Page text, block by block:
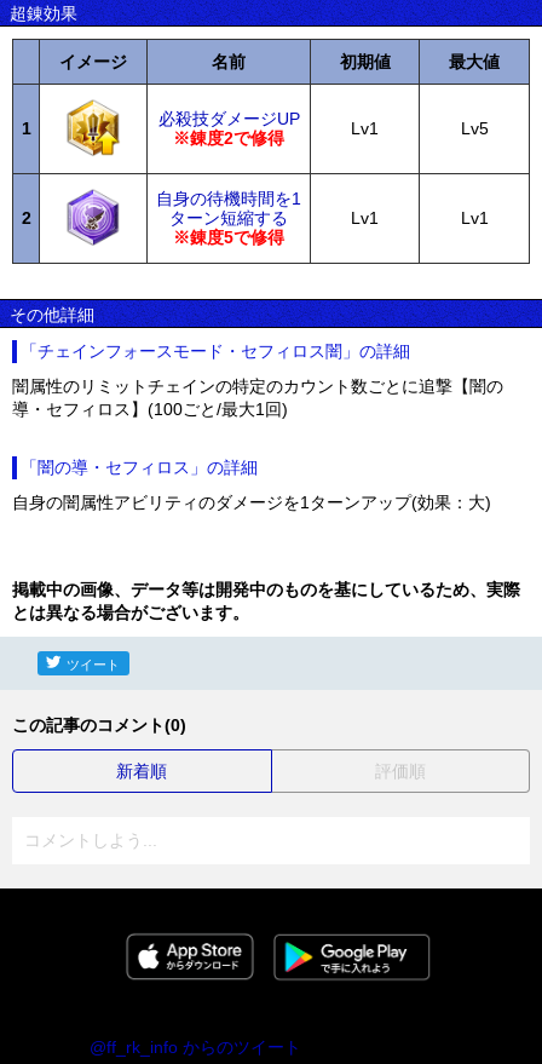
超錬効果
イメージ 名前 初期値 最大値
1
必殺技ダメージUP
※錬度2で修得
Lv1 Lv5
2
自身の待機時間を1
ターン短縮する
※錬度5で修得
Lv1 Lv1
その他詳細
「チェインフォースモード・セフィロス闇」の詳細
闇属性のリミットチェインの特定のカウント数ごとに追撃【闇の
導・セフィロス】(100ごと/最大1回)
「闇の導・セフィロス」の詳細
自身の闇属性アビリティのダメージを1ターンアップ(効果：大)
掲載中の画像、データ等は開発中のものを基にしているため、実際
とは異なる場合がございます。
ツイート
この記事のコメント(0)
新着順 評価順
コメントしよう...
@ff_rk_info からのツイート